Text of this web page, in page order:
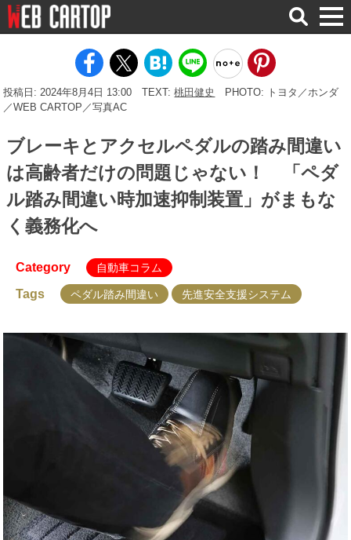
検
索
投稿日: 2024年8月4日 13:00 TEXT:桃田健史
PHOTO: トヨタ／ホンダ
／WEB CARTOP／写真AC
ブレーキとアクセルペダルの踏み間違い
は高齢者だけの問題じゃない！ 「ペダ
ル踏み間違い時加速抑制装置」がまもな
く義務化へ
Category 自動車コラム
Tags ペダル踏み間違い 先進安全支援システム